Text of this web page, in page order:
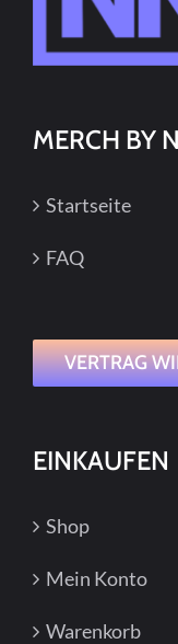
MERCH BY
Startseite
FAQ
VERTRAG
EINKAUFEN
Shop
Mein Konto
Warenkorb